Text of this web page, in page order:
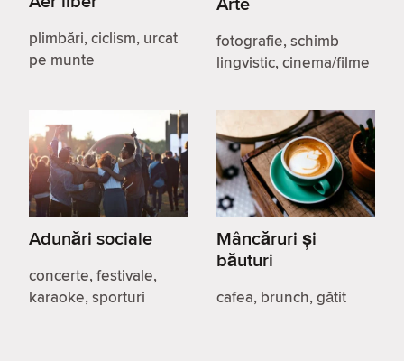
plimbări, ciclism, urcat
pe munte
fotografie, schimb
lingvistic, cinema/filme
Adunări sociale
concerte, festivale,
karaoke, sporturi
Mâncăruri și
băuturi
cafea, brunch, gătit